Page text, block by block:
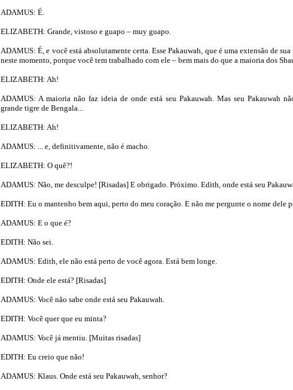
ADAMUS: É.
ELIZABETH: Grande, vistoso e guapo – muy guapo.
ADAMUS: É, e você está absolutamente certa. Esse Pakauwah, que é uma extensão de
neste momento, porque você tem trabalhado com ele – bem mais do que a maioria dos
ELIZABETH: Ah!
ADAMUS: A maioria não faz ideia de onde está seu Pakauwah. Mas seu Pakauwah
grande tigre de Bengala...
ELIZABETH: Ah!
ADAMUS: ... e, definitivamente, não é macho.
ELIZABETH: O quê?!
ADAMUS: Não, me desculpe! [Risadas] E obrigado. Próximo. Edith, onde está seu
EDITH: Eu o mantenho bem aqui, perto do meu coração. E não me pergunte o nome dele
ADAMUS: E o que é?
EDITH: Não sei.
ADAMUS: Edith, ele não está perto de você agora. Está bem longe.
EDITH: Onde ele está? [Risadas]
ADAMUS: Você não sabe onde está seu Pakauwah.
EDITH: Você quer que eu minta?
ADAMUS: Você já mentiu. [Muitas risadas]
EDITH: Eu creio que não!
ADAMUS: Klaus. Onde está seu Pakauwah, senhor?